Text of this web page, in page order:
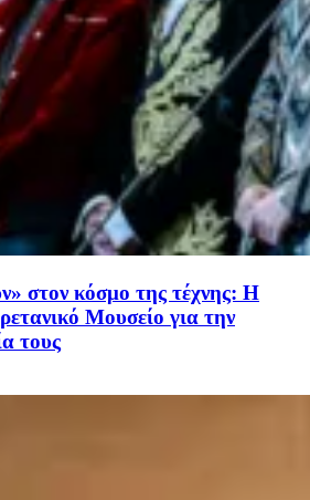
στον κόσμο της τέχνης: Η
Μουσείο για την
τους